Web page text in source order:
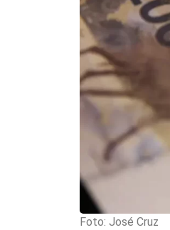
Foto: José Cruz